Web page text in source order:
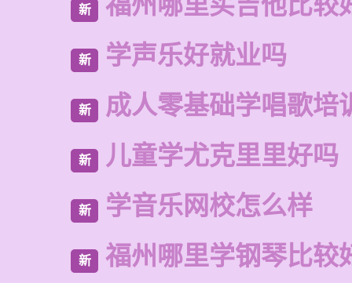
新
新 学声乐好就业吗
新 成人零基础学唱歌培
新 儿童学尤克里里好吗
新 学音乐网校怎么样
新 福州哪里学钢琴比较